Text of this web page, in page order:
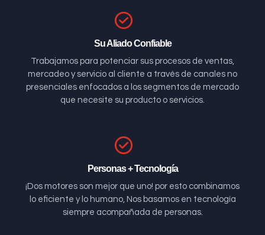
Su Aliado Confiable
Trabajamos para potenciar sus procesos de ventas,
mercadeo y servicio al cliente a través de canales no
presenciales enfocados a los segmentos de mercado
que necesite su producto o servicios.
Personas + Tecnología
¡Dos motores son mejor que uno! por esto combinamos
lo eficiente y lo humano, Nos basamos en tecnología
siempre acompañada de personas.